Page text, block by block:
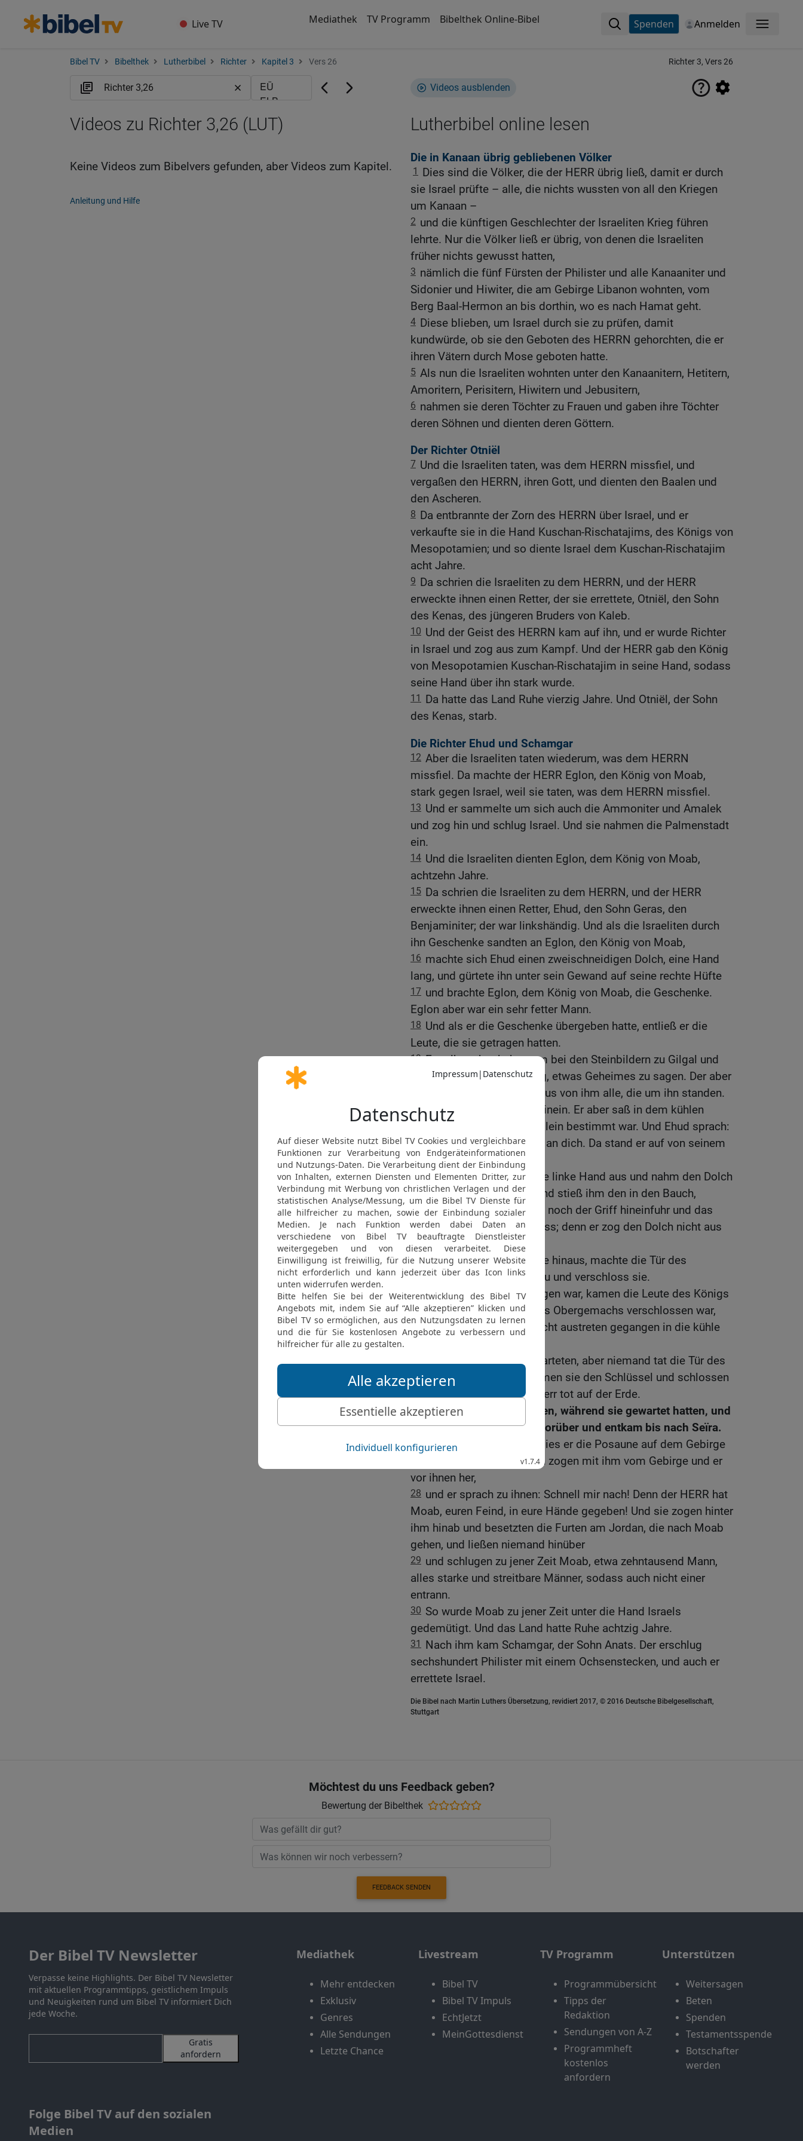
Live TV Mediathek TV Programm Bibelthek Online-Bibel Spenden Anmelden Menü
Bibel TV Bibelthek Lutherbibel Richter Kapitel 3 Vers 26 Richter 3, Vers 26
Videos ausblenden
Lutherbibel online lesen
Die in Kanaan übrig gebliebenen Völker
1
Dies sind die Völker, die der HERR übrig ließ, damit er durch
sie Israel prüfte – alle, die nichts wussten von all den Kriegen
um Kanaan –
2 und die künftigen Geschlechter der Israeliten Krieg führen
lehrte. Nur die Völker ließ er übrig, von denen die Israeliten
früher nichts gewusst hatten,
3 nämlich die fünf Fürsten der Philister und alle Kanaaniter und
Sidonier und Hiwiter, die am Gebirge Libanon wohnten, vom
Berg Baal-Hermon an bis dorthin, wo es nach Hamat geht.
4 Diese blieben, um Israel durch sie zu prüfen, damit
kundwürde, ob sie den Geboten des HERRN gehorchten, die er
ihren Vätern durch Mose geboten hatte.
5 Als nun die Israeliten wohnten unter den Kanaanitern, Hetitern,
Amoritern, Perisitern, Hiwitern und Jebusitern,
6 nahmen sie deren Töchter zu Frauen und gaben ihre Töchter
deren Söhnen und dienten deren Göttern.
Der Richter Otniël
7 Und die Israeliten taten, was dem HERRN missfiel, und
vergaßen den HERRN, ihren Gott, und dienten den Baalen und
den Ascheren.
8 Da entbrannte der Zorn des HERRN über Israel, und er
verkaufte sie in die Hand Kuschan-Rischatajims, des Königs von
Mesopotamien; und so diente Israel dem Kuschan-Rischatajim
acht Jahre.
9 Da schrien die Israeliten zu dem HERRN, und der HERR
erweckte ihnen einen Retter, der sie errettete, Otniël, den Sohn
des Kenas, des jüngeren Bruders von Kaleb.
10 Und der Geist des HERRN kam auf ihn, und er wurde Richter
in Israel und zog aus zum Kampf. Und der HERR gab den König
von Mesopotamien Kuschan-Rischatajim in seine Hand, sodass
seine Hand über ihn stark wurde.
11
Da hatte das Land Ruhe vierzig Jahre. Und Otniël, der Sohn
des Kenas, starb.
Die Richter Ehud und Schamgar
12 Aber die Israeliten taten wiederum, was dem HERRN
missfiel. Da machte der HERR Eglon, den König von Moab,
stark gegen Israel, weil sie taten, was dem HERRN missfiel.
13 Und er sammelte um sich auch die Ammoniter und Amalek
und zog hin und schlug Israel. Und sie nahmen die Palmenstadt
ein.
14 Und die Israeliten dienten Eglon, dem König von Moab,
achtzehn Jahre.
15 Da schrien die Israeliten zu dem HERRN, und der HERR
erweckte ihnen einen Retter, Ehud, den Sohn Geras, den
Benjaminiter; der war linkshändig. Und als die Israeliten durch
ihn Geschenke sandten an Eglon, den König von Moab,
16 machte sich Ehud einen zweischneidigen Dolch, eine Hand
lang, und gürtete ihn unter sein Gewand auf seine rechte Hüfte
17 und brachte Eglon, dem König von Moab, die Geschenke.
Eglon aber war ein sehr fetter Mann.
18 Und als er die Geschenke übergeben hatte, entließ er die
Leute, die sie getragen hatten.
19 Er selbst aber kehrte um bei den Steinbildern zu Gilgal und
sagte: Ich habe dir, o König, etwas Geheimes zu sagen. Der aber
gebot: Still! Da gingen hinaus von ihm alle, die um ihn standen.
20 Und Ehud kam zu ihm hinein. Er aber saß in dem kühlen
Obergemach, das für ihn allein bestimmt war. Und Ehud sprach:
Ich habe ein Wort von Gott an dich. Da stand er auf von seinem
Thron.
21 Ehud aber streckte seine linke Hand aus und nahm den Dolch
von seiner rechten Hüfte und stieß ihm den in den Bauch,
22
dass nach der Schneide noch der Griff hineinfuhr und das
Fett die Schneide umschloss; denn er zog den Dolch nicht aus
seinem Bauch.
23 Aber Ehud ging zur Halle hinaus, machte die Tür des
Obergemachs hinter sich zu und verschloss sie.
24 Als er nun hinausgegangen war, kamen die Leute des Königs
und sahen, dass die Tür des Obergemachs verschlossen war,
und sprachen: Er ist vielleicht austreten gegangen in die kühle
Und sie warteten und warteten, aber niemand tat die Tür des
Obergemachs auf. Da nahmen sie den Schlüssel und schlossen
auf, und siehe, da lag ihr Herr tot auf der Erde.
26 Ehud aber war entronnen, während sie gewartet hatten, und
ging an den Steinbildern vorüber und entkam bis nach Seïra.
27
Und als er hineinkam, blies er die Posaune auf dem Gebirge
Ephraim. Und die Israeliten zogen mit ihm vom Gebirge und er
vor ihnen her,
28 und er sprach zu ihnen: Schnell mir nach! Denn der HERR hat
Moab, euren Feind, in eure Hände gegeben! Und sie zogen hinter
ihm hinab und besetzten die Furten am Jordan, die nach Moab
gehen, und ließen niemand hinüber
29 und schlugen zu jener Zeit Moab, etwa zehntausend Mann,
alles starke und streitbare Männer, sodass auch nicht einer
entrann.
30 So wurde Moab zu jener Zeit unter die Hand Israels
gedemütigt. Und das Land hatte Ruhe achtzig Jahre.
31 Nach ihm kam Schamgar, der Sohn Anats. Der erschlug
sechshundert Philister mit einem Ochsenstecken, und auch er
errettete Israel.
Die Bibel nach Martin Luthers Übersetzung, revidiert 2017, © 2016 Deutsche Bibelgesellschaft,
Stuttgart
Videos zu Richter 3,26 (LUT)
Keine Videos zum Bibelvers gefunden, aber Videos zum Kapitel.
Anleitung und Hilfe
Möchtest du uns Feedback geben?
Bewertung der Bibelthek
FEEDBACK SENDEN
Der Bibel TV Newsletter
Verpasse keine Highlights. Der Bibel TV Newsletter
mit aktuellen Programmtipps, geistlichem Impuls
und Neuigkeiten rund um Bibel TV informiert Dich
jede Woche.
Gratis
anfordern
Folge Bibel TV auf den sozialen
Medien
Mediathek
Mehr entdecken
Exklusiv
Genres
Alle Sendungen
Letzte Chance
Livestream
Bibel TV
Bibel TV Impuls
EchtJetzt
MeinGottesdienst
TV Programm
Programmübersicht
Tipps der
Redaktion
Sendungen von A-Z
Programmheft
kostenlos
anfordern
Unterstützen
Weitersagen
Beten
Spenden
Testamentsspende
Botschafter
werden